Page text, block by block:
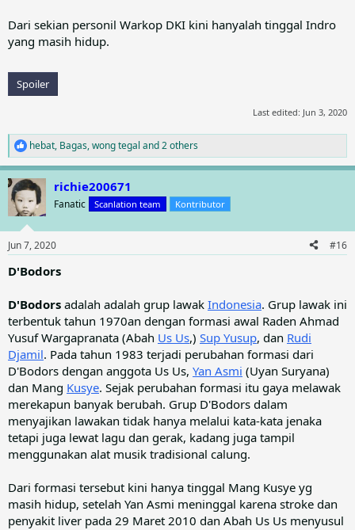
Dari sekian personil Warkop DKI kini hanyalah tinggal Indro
yang masih hidup.
Spoiler
Last edited: Jun 3, 2020
R
e
a
c
t
i
s
:
hebat, Bagas,wong tegal and 2 others
richie200671
Fanatic Scanlation team Kontributor
Jun 7, 2020 #16
D'Bodors
D'Bodors adalah adalah grup lawak Indonesia. Grup lawak ini
terbentuk tahun 1970an dengan formasi awal Raden Ahmad
Yusuf Wargapranata (Abah Us Us,) Sup Yusup, dan Rudi
Djamil. Pada tahun 1983 terjadi perubahan formasi dari
D'Bodors dengan anggota Us Us, Yan Asmi (Uyan Suryana)
dan Mang Kusye. Sejak perubahan formasi itu gaya melawak
merekapun banyak berubah. Grup D'Bodors dalam
menyajikan lawakan tidak hanya melalui kata-kata jenaka
tetapi juga lewat lagu dan gerak, kadang juga tampil
menggunakan alat musik tradisional calung.
Dari formasi tersebut kini hanya tinggal Mang Kusye yg
masih hidup, setelah Yan Asmi meninggal karena stroke dan
penyakit liver pada 29 Maret 2010 dan Abah Us Us menyusul